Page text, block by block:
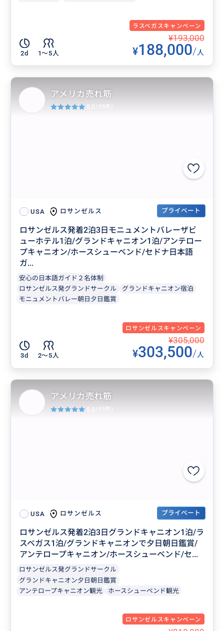
ラスベガスキャンペーン
2d 1〜5人
¥193,000
¥188,000/人
USA ロサンゼルス プライベート
ロサンゼルス発着2泊3日モニュメントバレーザビ
ューホテル1泊/グランドキャニオン1泊/アンテロー
プキャニオン/ホースシューベンド/セドナ日本語
ガ...
安心の日本語ガイド２名体制
ロサンゼルス発グランドサークル
グランドキャニオン宿泊
モニュメントバレー朝日夕日鑑賞
ロサンゼルスキャンペーン
3d 2〜5人
¥305,000
¥303,500/人
アメリカ売れ筋
5.0 (95件)
USA ロサンゼルス プライベート
ロサンゼルス発着2泊3日グランドキャニオン1泊/ラ
スベガス1泊/グランドキャニオンで夕日朝日鑑賞/
アンテロープキャニオン/ホースシューベンド/セ...
ロサンゼルス発グランドサークル
グランドキャニオン夕日朝日鑑賞
アンテロープキャニオン観光
ホースシューベンド観光
ロサンゼルスキャンペーン
アメリカ売れ筋
5.0 (95件)